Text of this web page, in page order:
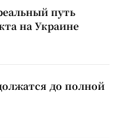
путь
на Украине
до полной